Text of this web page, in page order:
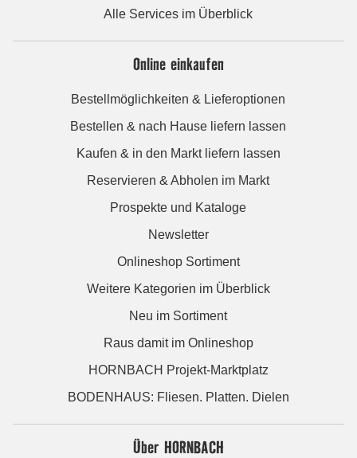
Alle Services im Überblick
Online einkaufen
Bestellmöglichkeiten & Lieferoptionen
Bestellen & nach Hause liefern lassen
Kaufen & in den Markt liefern lassen
Reservieren & Abholen im Markt
Prospekte und Kataloge
Newsletter
Onlineshop Sortiment
Weitere Kategorien im Überblick
Neu im Sortiment
Raus damit im Onlineshop
HORNBACH Projekt-Marktplatz
BODENHAUS: Fliesen. Platten. Dielen
Über HORNBACH